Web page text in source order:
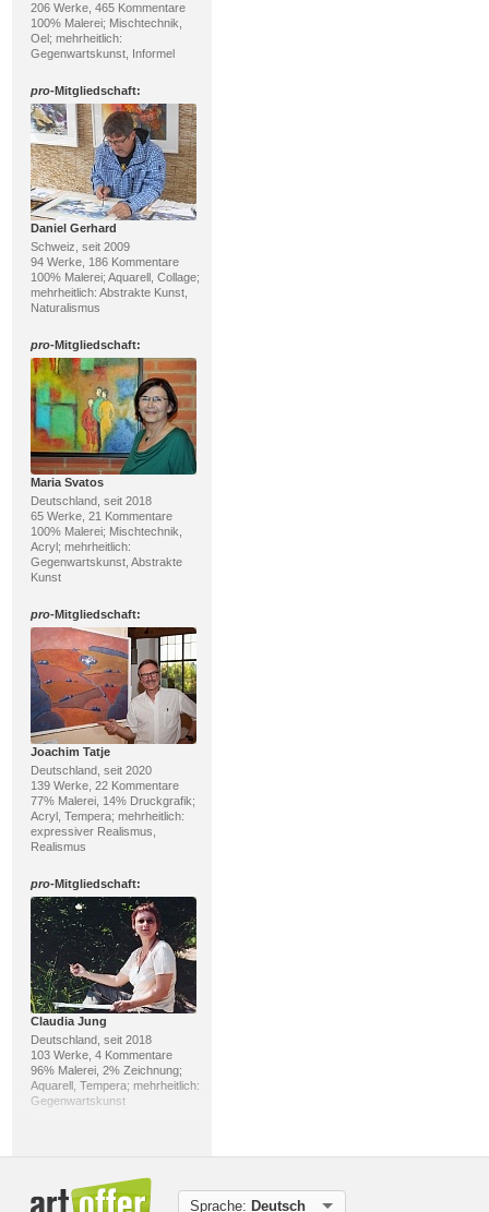
206 Werke, 465 Kommentare
100% Malerei; Mischtechnik,
Oel; mehrheitlich:
Gegenwartskunst, Informel
pro-Mitgliedschaft:
Daniel Gerhard
Schweiz, seit 2009
94 Werke, 186 Kommentare
100% Malerei; Aquarell, Collage;
mehrheitlich: Abstrakte Kunst,
Naturalismus
pro-Mitgliedschaft:
Maria Svatos
Deutschland, seit 2018
65 Werke, 21 Kommentare
100% Malerei; Mischtechnik,
Acryl; mehrheitlich:
Gegenwartskunst, Abstrakte
Kunst
pro-Mitgliedschaft:
Joachim Tatje
Deutschland, seit 2020
139 Werke, 22 Kommentare
77% Malerei, 14% Druckgrafik;
Acryl, Tempera; mehrheitlich:
expressiver Realismus,
Realismus
pro-Mitgliedschaft:
Claudia Jung
Deutschland, seit 2018
103 Werke, 4 Kommentare
96% Malerei, 2% Zeichnung;
Aquarell, Tempera; mehrheitlich:
Gegenwartskunst
Sprache: Deutsch